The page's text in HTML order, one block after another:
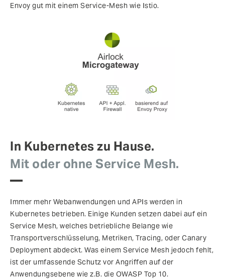
Envoy gut mit einem Service-Mesh wie Istio.
In Kubernetes zu Hause.
Mit oder ohne Service Mesh.
Immer mehr Webanwendungen und APIs werden in
Kubernetes betrieben. Einige Kunden setzen dabei auf ein
Service Mesh, welches betriebliche Belange wie
Transportverschlüsselung, Metriken, Tracing, oder Canary
Deployment abdeckt. Was einem Service Mesh jedoch fehlt,
ist der umfassende Schutz vor Angriffen auf der
Anwendungsebene wie z.B. die OWASP Top 10.